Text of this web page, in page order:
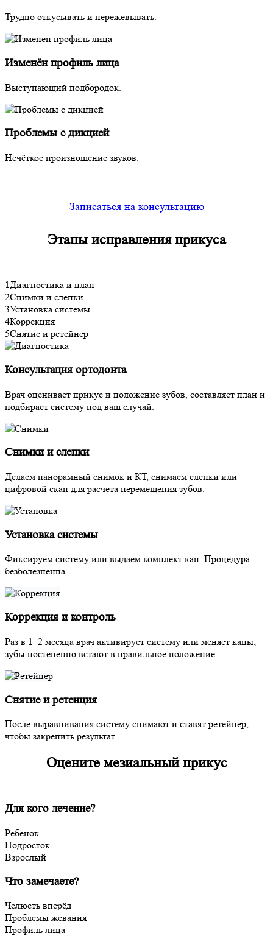
Трудно откусывать и пережёвывать.
Изменён профиль лица
Выступающий подбородок.
Проблемы с дикцией
Нечёткое произношение звуков.
Записаться на консультацию
Этапы исправленияприкуса
1Диагностика и план
2Снимки и слепки
3Установка системы
4Коррекция
5Снятие и ретейнер
Консультация ортодонта
Врач оценивает прикус и положение зубов, составляет план и
подбирает систему под ваш случай.
Снимки и слепки
Делаем панорамный снимок и КТ, снимаем слепки или
цифровой скан для расчёта перемещения зубов.
Установка системы
Фиксируем систему или выдаём комплект кап. Процедура
безболезненна.
Коррекция и контроль
Раз в 1–2 месяца врач активирует систему или меняет капы;
зубы постепенно встают в правильное положение.
Снятие и ретенция
После выравнивания систему снимают и ставят ретейнер,
чтобы закрепить результат.
Оцените мезиальный прикус
Для кого лечение?
Ребёнок
Подросток
Взрослый
Что замечаете?
Челюсть вперёд
Проблемы жевания
Профиль лица